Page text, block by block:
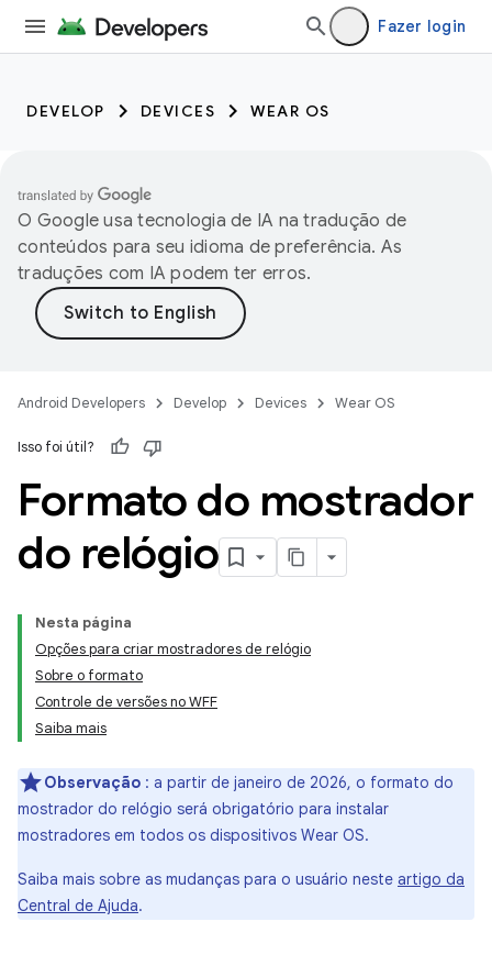
Fazer login
DEVELOP DEVICES WEAR OS
O Google usa tecnologia de IA na tradução de
conteúdos para seu idioma de preferência. As
traduções com IA podem ter erros.
Android Developers Develop Devices Wear OS
Isso foi útil?
Formato do mostrador
do relógio
Nesta página
Opções para criar mostradores de relógio
Sobre o formato
Controle de versões no WFF
Saiba mais
Observação : a partir de janeiro de 2026, o formato do
mostrador do relógio será obrigatório para instalar
mostradores em todos os dispositivos Wear OS.
Saiba mais sobre as mudanças para o usuário neste artigo da
Central de Ajuda.